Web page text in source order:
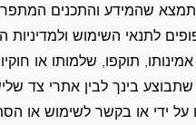
שהמידע והתכנים
לתנאי השימוש
תוקפו, שלמותו או
בינך לבין אתרי צד
על ידי או בקשר לשימוש או